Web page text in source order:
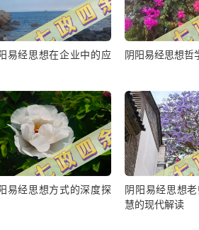
易经思想在企业中的应
阴阳易经思想哲
易经思想方式的深度探
阴阳易经思想
慧的现代解读